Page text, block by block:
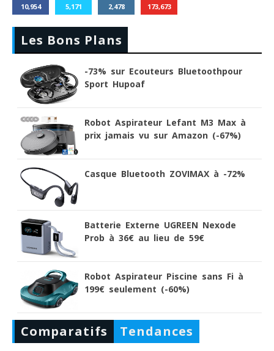
10,954 5,171 2,478 173,673
Les Bons Plans
-73% sur Ecouteurs Bluetoothpour
Sport Hupoaf
Robot Aspirateur Lefant M3 Max à
prix jamais vu sur Amazon (-67%)
Casque Bluetooth ZOVIMAX à -72%
Batterie Externe UGREEN Nexode
Prob à 36€ au lieu de 59€
Robot Aspirateur Piscine sans Fi à
199€ seulement (-60%)
Comparatifs Tendances